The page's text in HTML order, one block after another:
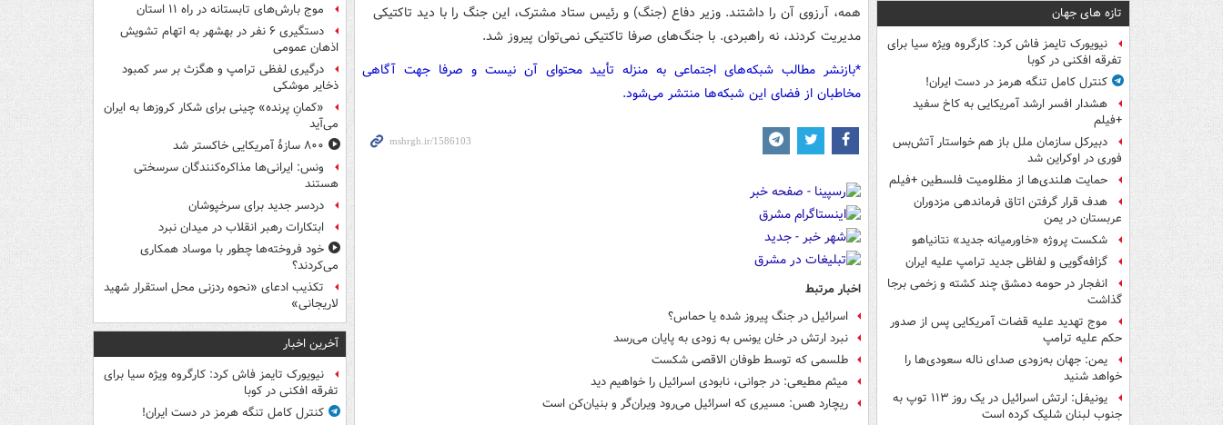
تازه های جهان
نیویورک تایمز فاش کرد: کارگروه ویژه سیا برای
تفرقه افکنی در کوبا
کنترل کامل تنگه هرمز در دست ایران!
هشدار افسر ارشد آمریکایی به کاخ سفید
+فیلم
دبیرکل سازمان ملل باز هم خواستار آتش‌بس
فوری در اوکراین شد
حمایت هلندی‌ها از مظلومیت فلسطین +فیلم
هدف قرار گرفتن اتاق‌ فرماندهی مزدوران
عربستان در یمن
شکست پروژه «خاورمیانه جدید» نتانیاهو
گزافه‌گویی و لفاظی جدید ترامپ علیه ایران
انفجار در حومه دمشق چند کشته و زخمی برجا
گذاشت
موج تهدید علیه قضات آمریکایی پس از صدور
حکم علیه ترامپ
یمن: جهان به‌زودی صدای ناله سعودی‌ها را
خواهد شنید
یونیفل: ارتش اسرائیل در یک روز ۱۱۳ توپ به
جنوب لبنان شلیک کرده است
همه، آرزوی آن را داشتند. وزیر دفاع (جنگ) و رئیس ستاد مشترک، این جنگ را با دید تاکتیکی
مدیریت کردند، نه راهبردی. با جنگ‌های صرفا تاکتیکی نمی‌توان پیروز شد.
*بازنشر مطالب شبکه‌های اجتماعی به منزله تأیید محتوای آن نیست و صرفا جهت آگاهی
مخاطبان از فضای این شبکه‌ها منتشر می‌شود.
اخبار مرتبط
اسرائیل در جنگ پیروز شده یا حماس؟
نبرد ارتش در خان یونس به زودی به پایان می‌رسد
طلسمی که توسط طوفان الاقصی شکست
میثم مطیعی: در جوانی، نابودی اسرائیل را خواهیم دید
ریچارد هس: مسیری که اسرائیل می‌رود ویران‌گر و بنیان‌کن است
موج بارش‌های تابستانه در راه ۱۱ استان
دستگیری ۶ نفر در بهشهر به اتهام تشویش
اذهان عمومی
درگیری لفظی ترامپ و هگزث بر سر کمبود
ذخایر موشکی
«کمانِ پرنده» چینی برای شکار کروزها به ایران
می‌آید
۸۰۰ سازۀ آمریکایی خاکستر شد
ونس: ایرانی‌ها مذاکره‌کنندگان سرسختی
هستند
دردسر جدید برای سرخپوشان
ابتکارات رهبر انقلاب در میدان نبرد
خود فروخته‌ها چطور با موساد همکاری
می‌کردند؟
تکذیب ادعای «نحوه ردزنی محل استقرار شهید
لاریجانی»
آخرین اخبار
نیویورک تایمز فاش کرد: کارگروه ویژه سیا برای
تفرقه افکنی در کوبا
کنترل کامل تنگه هرمز در دست ایران!